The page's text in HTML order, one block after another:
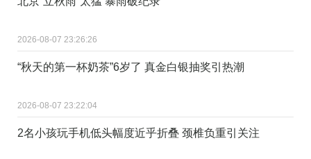
2026-08-07 23:26:26
“秋天的第一杯奶茶”6岁了 真金白银抽奖引热潮
2026-08-07 23:22:04
2名小孩玩手机低头幅度近乎折叠 颈椎负重引关注